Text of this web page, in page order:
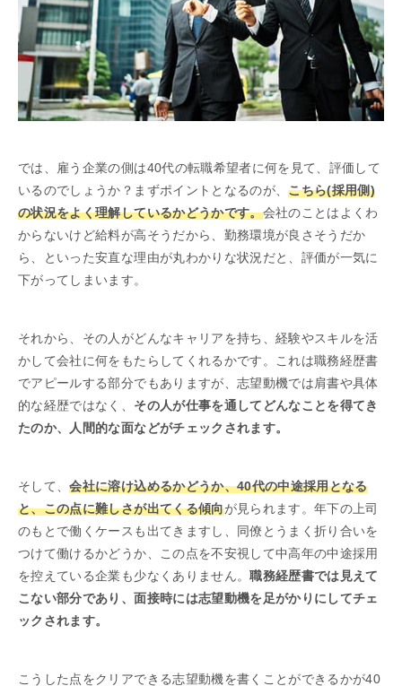
では、雇う企業の側は40代の転職希望者に何を見て、評価して
いるのでしょうか？まずポイントとなるのが、こちら(採用側)
の状況をよく理解しているかどうかです。会社のことはよくわ
からないけど給料が高そうだから、勤務環境が良さそうだか
ら、といった安直な理由が丸わかりな状況だと、評価が一気に
下がってしまいます。
それから、その人がどんなキャリアを持ち、経験やスキルを活
かして会社に何をもたらしてくれるかです。これは職務経歴書
でアピールする部分でもありますが、志望動機では肩書や具体
的な経歴ではなく、 その人が仕事を通してどんなことを得てき
たのか、人間的な面などがチェックされます。
そして、会社に溶け込めるかどうか、40代の中途採用となる
と、この点に難しさが出てくる傾向が見られます。年下の上司
のもとで働くケースも出てきますし、同僚とうまく折り合いを
つけて働けるかどうか、この点を不安視して中高年の中途採用
を控えている企業も少なくありません。職務経歴書では見えて
こない部分であり、面接時には志望動機を足がかりにしてチェ
ックされます。
こうした点をクリアできる志望動機を書くことができるかが40